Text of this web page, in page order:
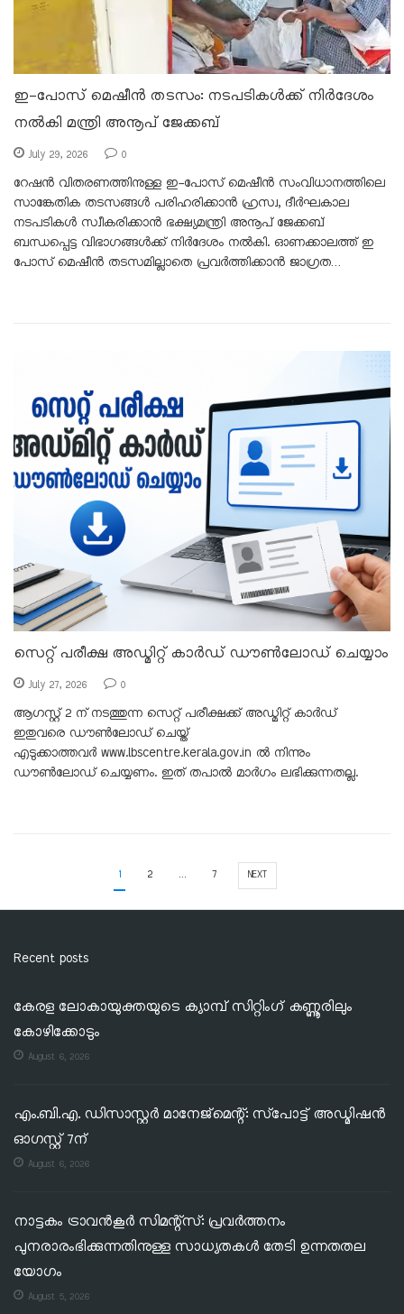
ഇ-പോസ് മെഷീൻ തടസം: നടപടികൾക്ക് നിർദേശം
നൽകി മന്ത്രി അനൂപ് ജേക്കബ്
July 29, 2026 0
റേഷൻ വിതരണത്തിനുള്ള ഇ-പോസ് മെഷീൻ സംവിധാനത്തിലെ
സാങ്കേതിക തടസങ്ങൾ പരിഹരിക്കാൻ ഹ്രസ്വ, ദീർഘകാല
നടപടികൾ സ്വീകരിക്കാൻ ഭക്ഷ്യമന്ത്രി അനൂപ് ജേക്കബ്
ബന്ധപ്പെട്ട വിഭാഗങ്ങൾക്ക് നിർദേശം നൽകി. ഓണക്കാലത്ത് ഇ
പോസ് മെഷീൻ തടസമില്ലാതെ പ്രവർത്തിക്കാൻ ജാഗ്രത…
സെറ്റ് പരീക്ഷ അഡ്മിറ്റ് കാർഡ് ഡൗൺലോഡ് ചെയ്യാം
July 27, 2026 0
ആഗസ്റ്റ് 2 ന് നടത്തുന്ന സെറ്റ് പരീക്ഷക്ക് അഡ്മിറ്റ് കാർഡ്
ഇതുവരെ ഡൗൺലോഡ് ചെയ്ത്
എടുക്കാത്തവർ www.lbscentre.kerala.gov.in ൽ നിന്നും
ഡൗൺലോഡ് ചെയ്യണം. ഇത് തപാൽ മാർഗം ലഭിക്കുന്നതല്ല.
1 2 … 7 NEXT
Recent posts
കേരള ലോകായുക്തയുടെ ക്യാമ്പ് സിറ്റിംഗ് കണ്ണൂരിലും
കോഴിക്കോടും
August 6, 2026
എം.ബി.എ. ഡിസാസ്റ്റർ മാനേജ്‌മെന്റ്: സ്‌പോട്ട് അഡ്മിഷൻ
ഓഗസ്റ്റ് 7ന്
August 6, 2026
നാട്ടകം ട്രാവൻകൂർ സിമന്റ്‌സ്: പ്രവർത്തനം
പുനരാരംഭിക്കുന്നതിനുള്ള സാധ്യതകൾ തേടി ഉന്നതതല
യോഗം
August 5, 2026